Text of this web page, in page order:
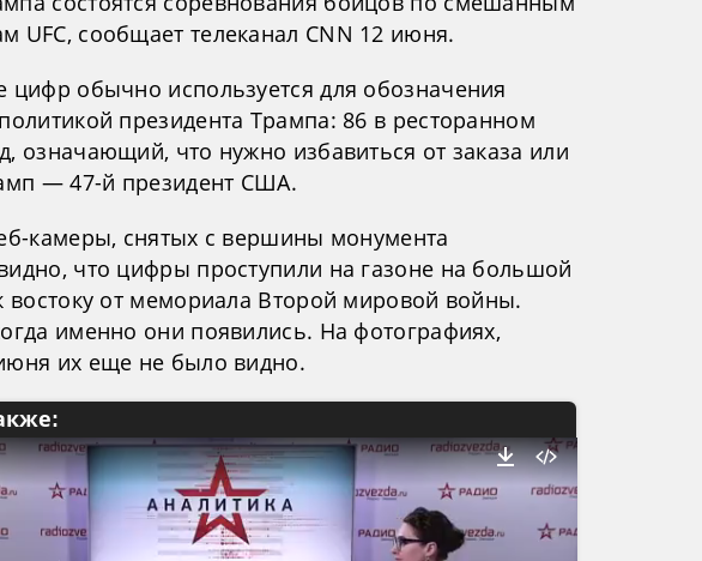
UFC, сообщает телеканал CNN 12 июня.
цифр обычно используется для обозначения
президента Трампа: 86 в ресторанном
означающий, что нужно избавиться от заказа или
— 47-й президент США.
камеры, снятых с вершины монумента
что цифры проступили на газоне на большой
востоку от мемориала Второй мировой войны.
именно они появились. На фотографиях,
их еще не было видно.